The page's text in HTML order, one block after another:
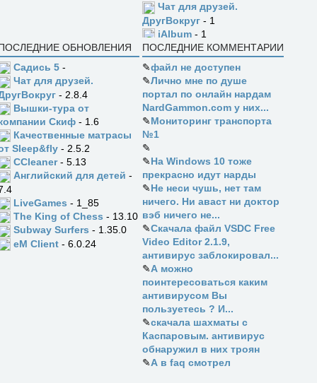
Чат для друзей.
ДругВокруг - 1
jAlbum - 1
ОБНОВЛЕНИЯ
Садись 5 -
Чат для друзей.
- 2.8.4
Вышки-тура от
Скиф - 1.6
Качественные матрасы
Sleep&fly - 2.5.2
CCleaner- 5.13
Английский для детей -
LiveGames - 1_85
The King of Chess - 13.10
Subway Surfers - 1.35.0
eM Client - 6.0.24
ПОСЛЕДНИЕ КОММЕНТАРИИ
✎файл не доступен
✎Лично мне по душе
портал по онлайн нардам
NardGammon.com у них...
✎Мониторинг транспорта
№1
✎
✎На Windows 10 тоже
прекрасно идут нарды
✎Не неси чушь, нет там
ничего. Ни аваст ни доктор
вэб ничего не...
✎Скачала файл VSDC Free
Video Editor 2.1.9,
антивирус заблокировал...
✎А можно
поинтересоваться каким
антивирусом Вы
пользуетесь ? И...
✎скачала шахматы с
Каспаровым. антивирус
обнаружил в них троян
✎А в faq смотрел